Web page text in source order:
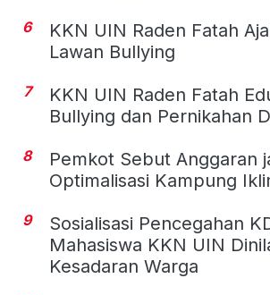
6
KKN UIN Raden Fatah
Lawan Bullying
7
KKN UIN Raden Fatah
Bullying dan Pernikahan
8
Pemkot Sebut Anggaran
Optimalisasi Kampung
9
Sosialisasi Pencegahan
Mahasiswa KKN UIN
Kesadaran Warga